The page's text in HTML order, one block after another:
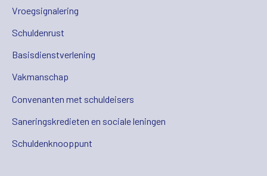
Vroegsignalering
Schuldenrust
Basisdienstverlening
Vakmanschap
Convenanten met schuldeisers
Saneringskredieten en sociale leningen
Schuldenknooppunt